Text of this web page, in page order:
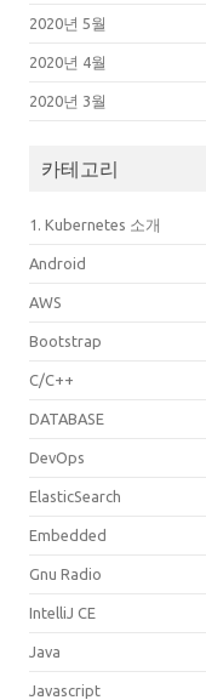
2020년 5월
2020년 4월
2020년 3월
카테고리
1. Kubernetes 소개
Android
AWS
Bootstrap
C/C++
DATABASE
DevOps
ElasticSearch
Embedded
Gnu Radio
IntelliJ CE
Java
Javascript